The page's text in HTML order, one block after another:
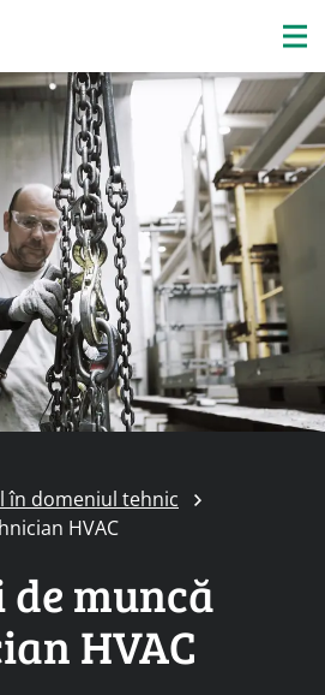
în domeniul tehnic
HVAC
muncă
HVAC